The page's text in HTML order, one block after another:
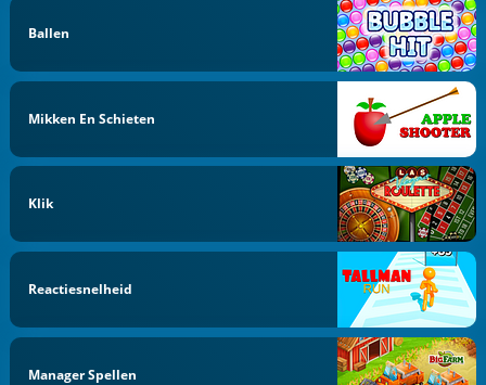
Ballen
Mikken En Schieten
Klik
Reactiesnelheid
Manager Spellen